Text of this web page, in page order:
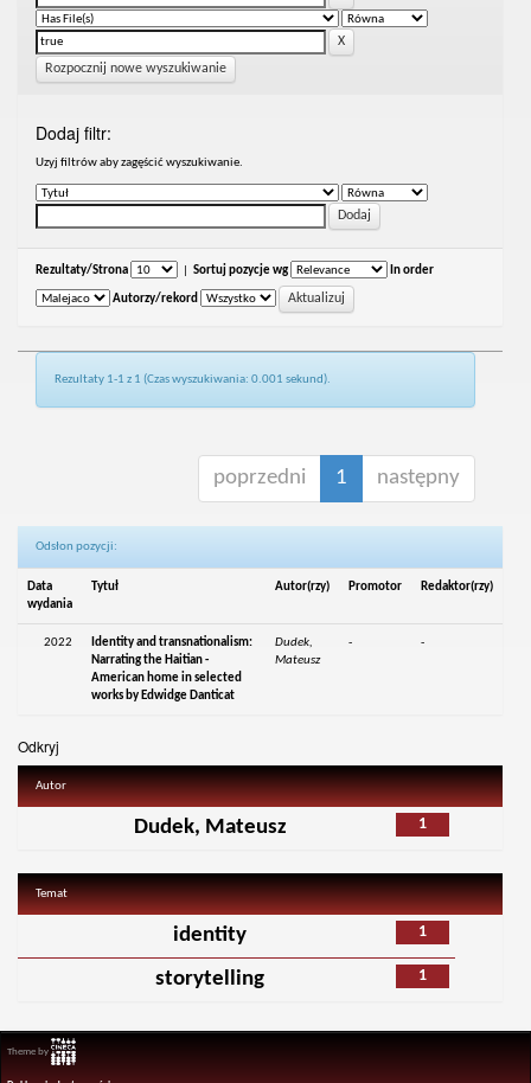
Rozpocznij nowe wyszukiwanie
Dodaj filtr:
Uzyj filtrów aby zagęścić wyszukiwanie.
Rezultaty/Strona Sortuj pozycje wg In order
Autorzy/rekord
Rezultaty 1-1 z 1 (Czas wyszukiwania: 0.001 sekund).
poprzedni 1 następny
Odsłon pozycji:
Data
wydania
Tytuł Autor(rzy) Promotor Redaktor(rzy)
2022
Identity and transnationalism:
Narrating the Haitian -
American home in selected
works by Edwidge Danticat
Dudek,
Mateusz
- -
Odkryj
Autor
1
Dudek, Mateusz
Temat
1
identity
1
storytelling
Theme by